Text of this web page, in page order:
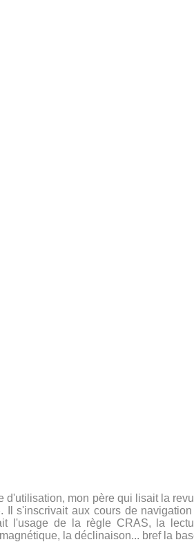
d'utilisation, mon père qui lisait la
Il s'inscrivait aux cours de
l'usage de la règle CRAS, la
la déclinaison... bref la